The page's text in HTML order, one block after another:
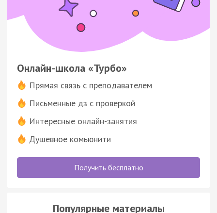
Онлайн-школа «Турбо»
Прямая связь с преподавателем
Письменные дз с проверкой
Интересные онлайн-занятия
Душевное комьюнити
Получить бесплатно
Популярные материалы